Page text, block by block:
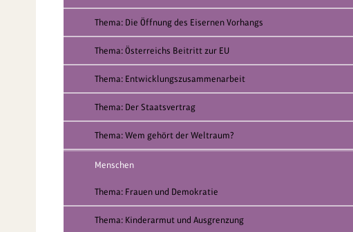
Thema: Die Öffnung des Eisernen Vorhangs
Thema: Österreichs Beitritt zur EU
Thema: Entwicklungszusammenarbeit
Thema: Der Staatsvertrag
Thema: Wem gehört der Weltraum?
Menschen
Thema: Frauen und Demokratie
Thema: Kinderarmut und Ausgrenzung